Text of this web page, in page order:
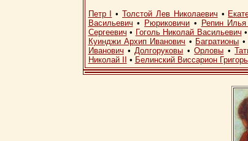
Петр I •Толстой Лев Николаевич •
Васильевич • Рюриковичи • Репин
Сергеевич • Гоголь Николай Васильевич •
Куинджи Архип Иванович • Багратионы •
Иванович •Долгоруковы •Орловы •
Николай II
• Белинский Виссарион